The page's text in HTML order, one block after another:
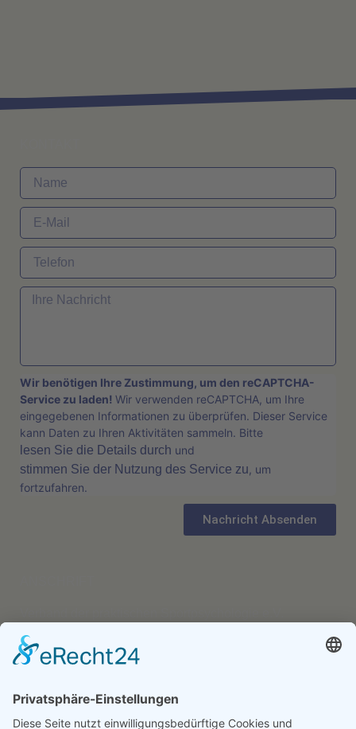
Wir benötigen Ihre Zustimmung, um den reCAPTCHA-
Service zu laden! Wir verwenden reCAPTCHA, um Ihre
eingegebenen Informationen zu überprüfen. Dieser Service
kann Daten zu Ihren Aktivitäten sammeln. Bitte
lesen Sie die Details durch und
stimmen Sie der Nutzung des Service zu , um
fortzufahren.
Nachricht Absenden
Jürgen Walter
40235 Düsseldorf
Tel.: 0211/69879574